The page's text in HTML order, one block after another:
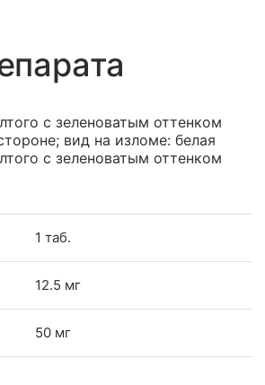
с зеленоватым оттенком
вид на изломе: белая
с зеленоватым оттенком
1 таб.
12.5 мг
50 мг